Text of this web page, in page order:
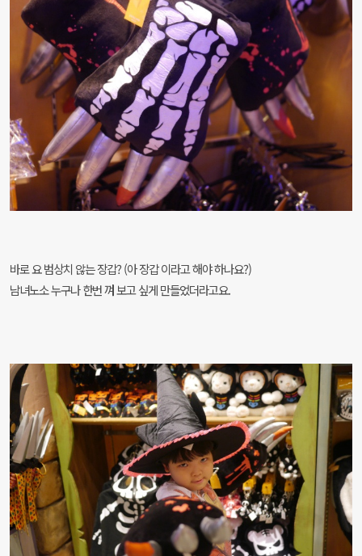
바로 요 범상치 않는 장갑?(아 장갑 이라고 해야 하나요?)
남녀노소 누구나 한번 껴 보고 싶게 만들었더라고요.